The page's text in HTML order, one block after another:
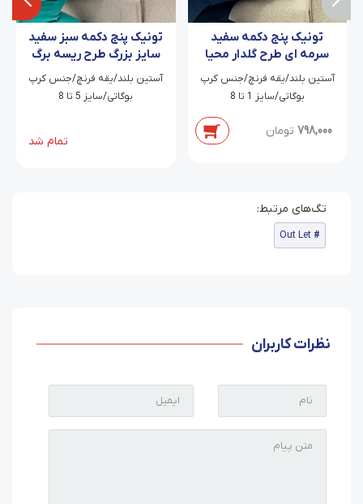
تونیک پنج دکمه سفید
سرمه ای طرح گلدار محیا
آستین بلند/یقه فرنچ/جنس کرپ
بوگاتی/سایز 1 تا 8
798,000 تومان
تونیک پنج دکمه سبز سفید
سایز بزرگ طرح ریسه برگ
آستین بلند/یقه فرنچ/جنس کرپ
بوگاتی/سایز 5 تا 8
تمام شد
Out Let
نظرات کاربران